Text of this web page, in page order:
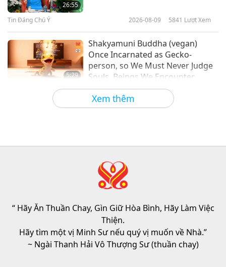
Xem thêm
26:55
Tin Đáng Chú Ý 2026-08-09 5841 Lượt Xem
5:29
Shakyamuni Buddha (vegan)
Once Incarnated as Gecko-
person, so We Must Never Judge
Souls, Beings We Encounter
2026-08-09
1:43
Chương Trình Tiên Tri, Phần 413 –
Thật Cùng Đấng Cứu Thế Để Hóa
Giải Tai Họa
Tiết Mục Nhiều Tập Với Các Tiên Đoán Cổ
Xưa Về Địa Cầu
2026-08-09 842Lượt Xem
“ Hãy Ăn Thuần Chay, Gìn Giữ Hòa Bình, Hãy Làm Việc
Thiện.
Hãy tìm một vị Minh Sư nếu quý vị muốn về Nhà.”
~ Ngài Thanh Hải Vô Thượng Sư (thuần chay)